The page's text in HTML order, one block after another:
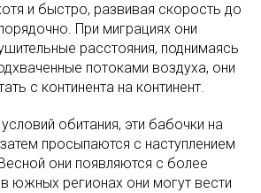
и быстро, развивая скорость до
При миграциях они
расстояния, поднимаясь
потоками воздуха, они
с континента на континент.
обитания, эти бабочки на
просыпаются с наступлением
они появляются с более
южных регионах они могут вести